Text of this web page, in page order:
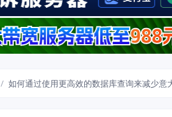
/ 如何通过使用更高效的数据库查询来减少意